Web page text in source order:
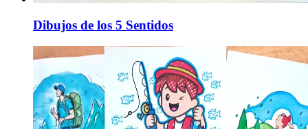
Dibujos de los 5 Sentidos